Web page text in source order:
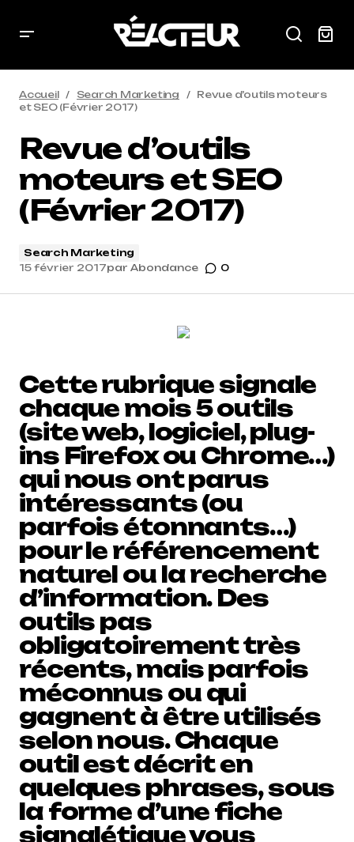
Accueil Search Marketing
Revue d’outils moteurs
et SEO (Février 2017)
Revue d’outils
moteurs et SEO
(Février 2017)
Search Marketing
15 février 2017par Abondance 0
Cette rubrique signale
chaque mois 5 outils
(site web, logiciel, plug-
ins Firefox ou Chrome…)
qui nous ont parus
intéressants (ou
parfois étonnants…)
pour le référencement
naturel ou la recherche
d’information. Des
outils pas
obligatoirement très
récents, mais parfois
méconnus ou qui
gagnent à être utilisés
selon nous. Chaque
outil est décrit en
quelques phrases, sous
la forme d’une fiche
signalétique vous